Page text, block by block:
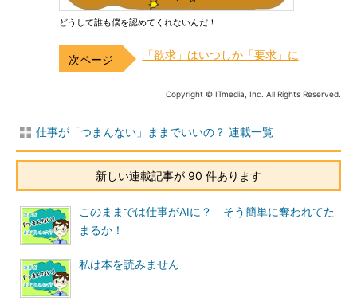
どうして誰も僕を認めてくれないんだ！
「欲求」はいつしか「要求」に
Copyright © ITmedia, Inc. All Rights Reserved.
仕事が「つまんない」ままでいいの？ 連載一覧
新しい連載記事が 90 件あります
このままでは仕事がAIに？ そう簡単に奪われてた
まるか！
私は本を読みません